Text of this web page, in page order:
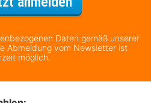
Daten gemäß unserer
Abmeldung vom Newsletter ist
möglich.